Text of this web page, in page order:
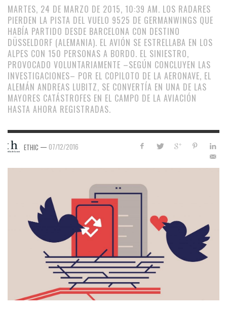
MARTES, 24 DE MARZO DE 2015, 10:39 AM. LOS RADARES
PIERDEN LA PISTA DEL VUELO 9525 DE GERMANWINGS QUE
HABÍA PARTIDO DESDE BARCELONA CON DESTINO
DÜSSELDORF (ALEMANIA). EL AVIÓN SE ESTRELLABA EN LOS
ALPES CON 150 PERSONAS A BORDO. EL SINIESTRO,
PROVOCADO VOLUNTARIAMENTE –SEGÚN CONCLUYEN LAS
INVESTIGACIONES– POR EL COPILOTO DE LA AERONAVE, EL
ALEMÁN ANDREAS LUBITZ, SE CONVERTÍA EN UNA DE LAS
MAYORES CATÁSTROFES EN EL CAMPO DE LA AVIACIÓN
HASTA AHORA REGISTRADAS.
ETHIC — 07/12/2016